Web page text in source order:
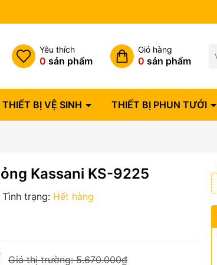
Yêu thích
0 sản phẩm
Giỏ hàng
0 sản phẩm
THIẾT BỊ VỆ SINH THIẾT BỊ PHUN TƯỚI
Kassani KS-9225
Tình trạng: Hết hàng
Giá thị trường:5.670.000₫